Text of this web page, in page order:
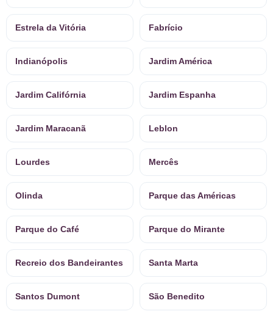
Estrela da Vitória Fabrício
Indianópolis Jardim América
Jardim Califórnia Jardim Espanha
Jardim Maracanã Leblon
Lourdes Mercês
Olinda Parque das Américas
Parque do Café Parque do Mirante
Recreio dos Bandeirantes Santa Marta
Santos Dumont São Benedito